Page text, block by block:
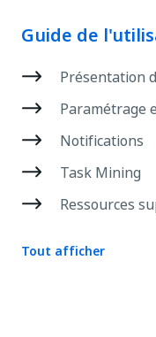
Guide de
Présentation
Paramétrage
Notifications
Task Mining
Ressources
Tout afficher